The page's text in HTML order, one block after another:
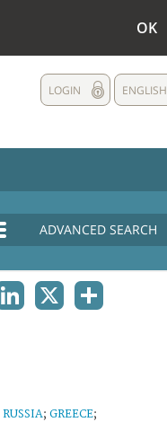
OK
ENGLISH
LOGIN
ADVANCED SEARCH
RUSSIA; GREECE;